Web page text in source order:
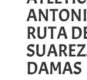
RUTA
DAMAS